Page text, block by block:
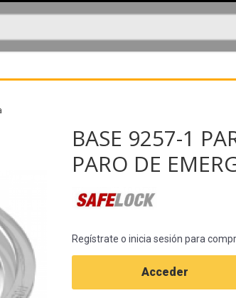
BASE 9257-1
PARO DE
Regístrate o inicia sesión para
Acceder